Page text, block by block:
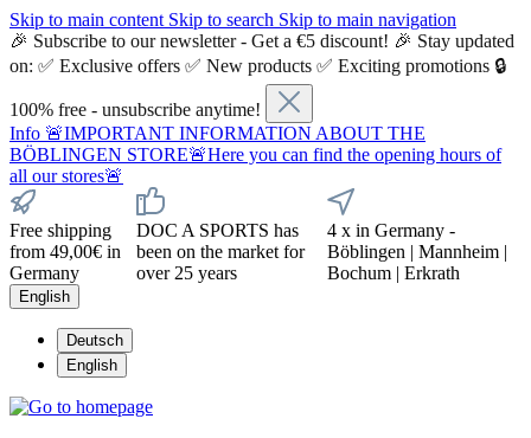
Skip to main content Skip to search Skip to main navigation
🎉 Subscribe to our newsletter - Get a €5 discount! 🎉 Stay updated
on: ✅ Exclusive offers ✅ New products ✅ Exciting promotions 🔒
100% free - unsubscribe anytime!
Info 🚨IMPORTANT INFORMATION ABOUT THE
BÖBLINGEN STORE🚨Here you can find the opening hours of
all our stores🚨
Free shipping
from 49,00€ in
Germany
DOC A SPORTS has
been on the market for
over 25 years
4 x in Germany -
Böblingen | Mannheim |
Bochum | Erkrath
English
Deutsch
English